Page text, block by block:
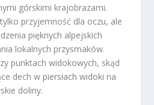
górskimi krajobrazami.
przyjemność dla oczu, ale
pięknych alpejskich
lokalnych przysmaków.
punktach widokowych, skąd
dech w piersiach widoki na
doliny.